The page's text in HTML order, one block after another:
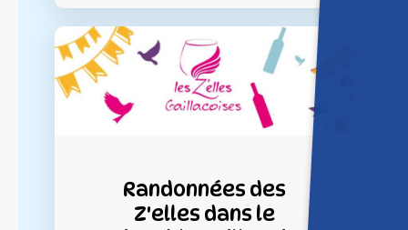
Randonnées des
Z'elles dans le